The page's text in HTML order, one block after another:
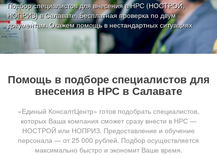
Подбор специалистов для внесения в НРС (НОСТРОЙ,
НОПРИЗ) в Салавате. Бесплатная проверка по двум
документам. Окажем помощь в нестандартных ситуациях
Помощь в подборе специалистов для
внесения в НРС в Салавате
«Единый КонсалтЦентр» готов подобрать специалистов,
которых Ваша компания сможет сразу внести в НРС —
НОСТРОЙ или НОПРИЗ. Предоставление и обучение
персонала — от 25 000 рублей. Подбор осуществляется
максимально быстро и экономит Ваше время.